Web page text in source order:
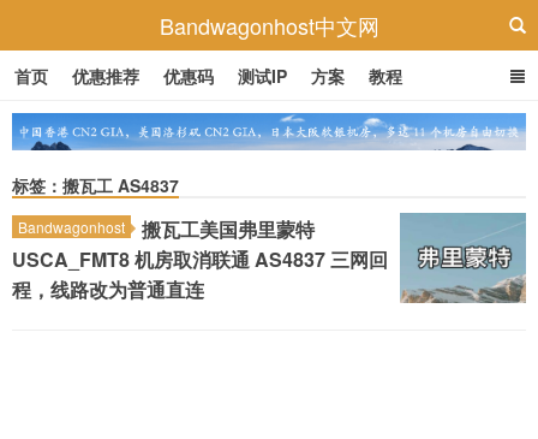
Bandwagonhost中文网
首页 优惠推荐 优惠码 测试IP 方案 教程
标签：搬瓦工 AS4837
Bandwagonhost
搬瓦工美国弗里蒙特
USCA_FMT8 机房取消联通 AS4837 三网回
程，线路改为普通直连